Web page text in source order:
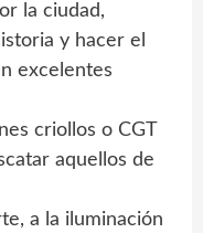
la ciudad,
y hacer el
excelentes
criollos o CGT
aquellos de
a la iluminación